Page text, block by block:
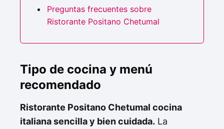
Preguntas frecuentes sobre
Ristorante Positano Chetumal
Tipo de cocina y menú
recomendado
Ristorante Positano Chetumal cocina
italiana sencilla y bien cuidada. La